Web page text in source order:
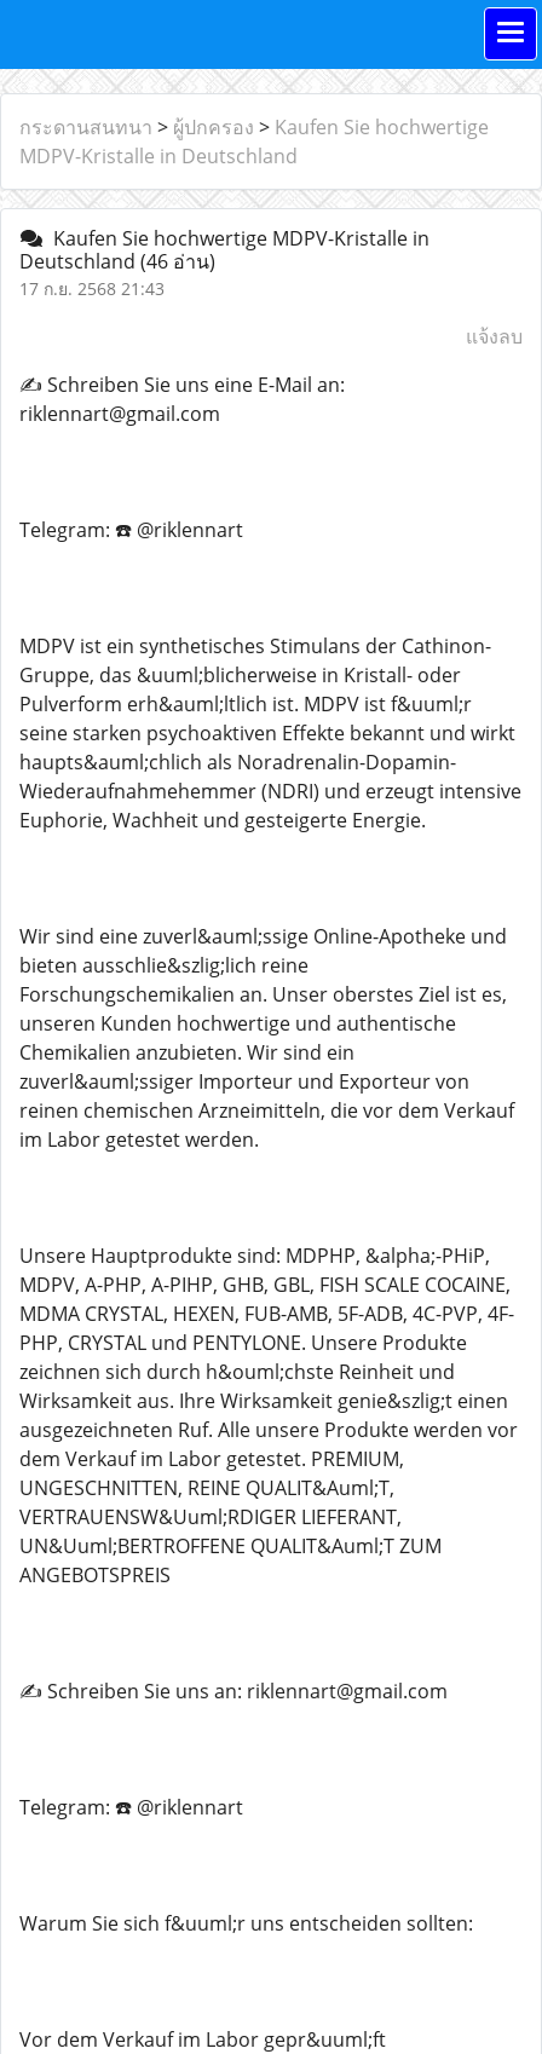
กระดานสนทนา > ผู้ปกครอง > Kaufen Sie hochwertige
MDPV-Kristalle in Deutschland
Kaufen Sie hochwertige MDPV-Kristalle in
Deutschland (46 อ่าน)
17 ก.ย. 2568 21:43
แจ้งลบ
✍️ Schreiben Sie uns eine E-Mail an:
riklennart@gmail.com
Telegram: ☎️ @riklennart
MDPV ist ein synthetisches Stimulans der Cathinon-
Gruppe, das &uuml;blicherweise in Kristall- oder
Pulverform erh&auml;ltlich ist. MDPV ist f&uuml;r
seine starken psychoaktiven Effekte bekannt und wirkt
haupts&auml;chlich als Noradrenalin-Dopamin-
Wiederaufnahmehemmer (NDRI) und erzeugt intensive
Euphorie, Wachheit und gesteigerte Energie.
Wir sind eine zuverl&auml;ssige Online-Apotheke und
bieten ausschlie&szlig;lich reine
Forschungschemikalien an. Unser oberstes Ziel ist es,
unseren Kunden hochwertige und authentische
Chemikalien anzubieten. Wir sind ein
zuverl&auml;ssiger Importeur und Exporteur von
reinen chemischen Arzneimitteln, die vor dem Verkauf
im Labor getestet werden.
Unsere Hauptprodukte sind: MDPHP, &alpha;-PHiP,
MDPV, A-PHP, A-PIHP, GHB, GBL, FISH SCALE COCAINE,
MDMA CRYSTAL, HEXEN, FUB-AMB, 5F-ADB, 4C-PVP, 4F-
PHP, CRYSTAL und PENTYLONE. Unsere Produkte
zeichnen sich durch h&ouml;chste Reinheit und
Wirksamkeit aus. Ihre Wirksamkeit genie&szlig;t einen
ausgezeichneten Ruf. Alle unsere Produkte werden vor
dem Verkauf im Labor getestet. PREMIUM,
UNGESCHNITTEN, REINE QUALIT&Auml;T,
VERTRAUENSW&Uuml;RDIGER LIEFERANT,
UN&Uuml;BERTROFFENE QUALIT&Auml;T ZUM
ANGEBOTSPREIS
✍️ Schreiben Sie uns an: riklennart@gmail.com
Telegram: ☎️ @riklennart
Warum Sie sich f&uuml;r uns entscheiden sollten:
Vor dem Verkauf im Labor gepr&uuml;ft